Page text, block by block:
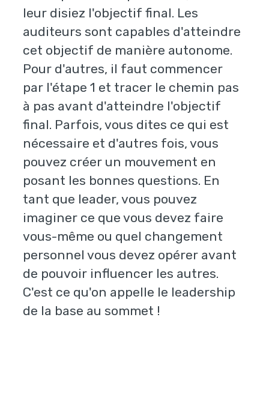
leur disiez l'objectif final. Les
auditeurs sont capables d'atteindre
cet objectif de manière autonome.
Pour d'autres, il faut commencer
par l'étape 1 et tracer le chemin pas
à pas avant d'atteindre l'objectif
final. Parfois, vous dites ce qui est
nécessaire et d'autres fois, vous
pouvez créer un mouvement en
posant les bonnes questions. En
tant que leader, vous pouvez
imaginer ce que vous devez faire
vous-même ou quel changement
personnel vous devez opérer avant
de pouvoir influencer les autres.
C'est ce qu'on appelle le leadership
de la base au sommet !